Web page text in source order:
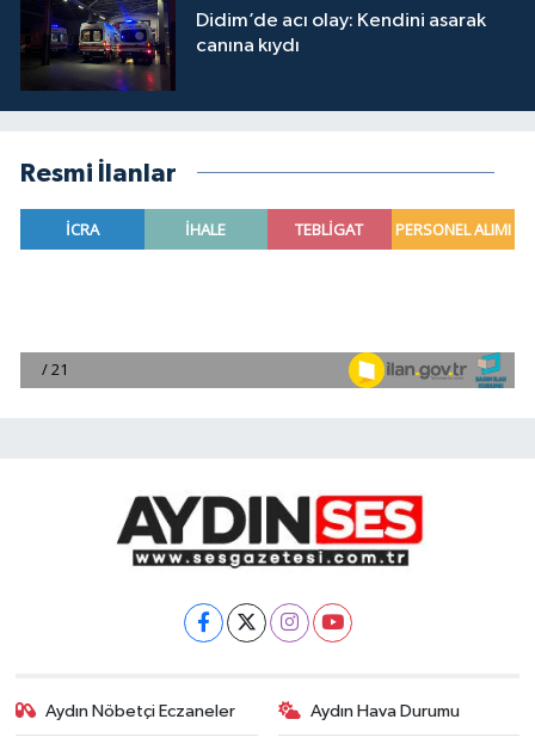
Didim’de acı olay: Kendini asarak
canına kıydı
Resmi İlanlar
Aydın Nöbetçi Eczaneler Aydın Hava Durumu